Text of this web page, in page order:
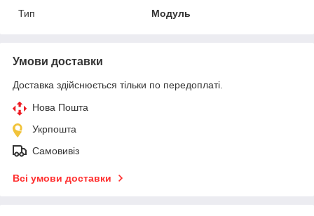
Тип
Модуль
Умови доставки
Доставка здійснюється тільки по передоплаті.
Нова Пошта
Укрпошта
Самовивіз
Всі умови доставки